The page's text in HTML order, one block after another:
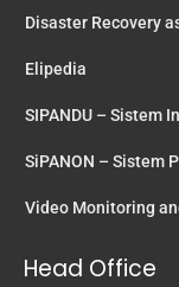
Disaster Recovery
Elipedia
SIPANDU – Sistem
SiPANON – Sistem
Video Monitoring
Head Office